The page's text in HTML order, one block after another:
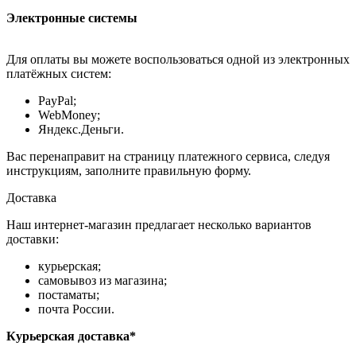
Электронные системы
Для оплаты вы можете воспользоваться одной из электронных
платёжных систем:
PayPal;
WebMoney;
Яндекс.Деньги.
Вас перенаправит на страницу платежного сервиса, следуя
инструкциям, заполните правильную форму.
Доставка
Наш интернет-магазин предлагает несколько вариантов
доставки:
курьерская;
самовывоз из магазина;
постаматы;
почта России.
Курьерская доставка*